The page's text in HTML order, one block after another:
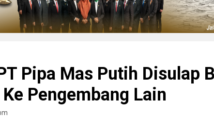
Pipa Mas Putih Disulap
Pengembang Lain